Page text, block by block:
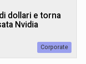
dollari e torna
Nvidia
Corporate